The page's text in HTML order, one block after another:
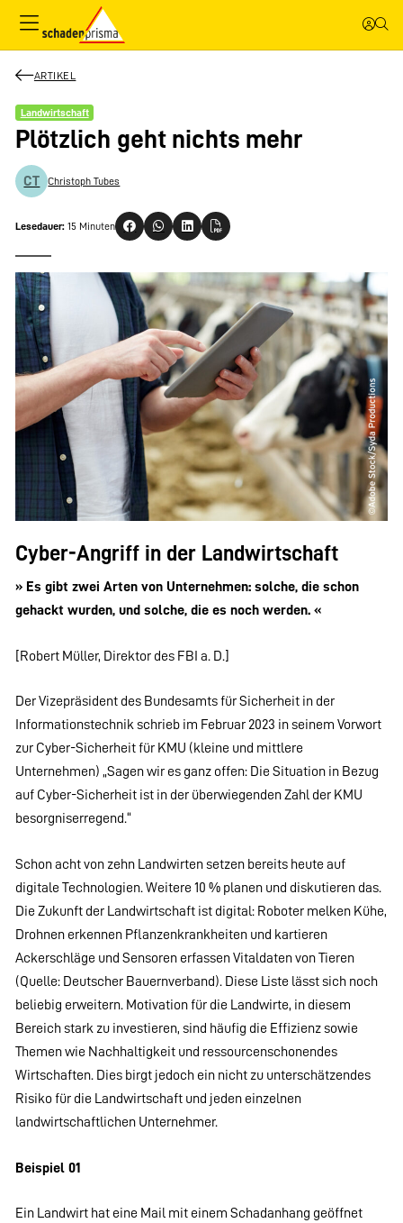
ARTIKEL
Landwirtschaft
Plötzlich geht nichts mehr
CT Christoph Tubes
Lesedauer: 15 Minuten
Cyber-Angriff in der Landwirtschaft
» Es gibt zwei Arten von Unternehmen: solche, die schon
gehackt wurden, und solche, die es noch werden. «
[Robert Müller, Direktor des FBI a. D.]
Der Vizepräsident des Bundesamts für Sicherheit in der
Informationstechnik schrieb im Februar 2023 in seinem Vorwort
zur Cyber-Sicherheit für KMU (kleine und mittlere
Unternehmen) „Sagen wir es ganz offen: Die Situation in Bezug
auf Cyber-Sicherheit ist in der überwiegenden Zahl der KMU
besorgniserregend.“
Schon acht von zehn Landwirten setzen bereits heute auf
digitale Technologien. Weitere 10 % planen und diskutieren das.
Die Zukunft der Landwirtschaft ist digital: Roboter melken Kühe,
Drohnen erkennen Pflanzenkrankheiten und kartieren
Ackerschläge und Sensoren erfassen Vitaldaten von Tieren
(Quelle: Deutscher Bauernverband). Diese Liste lässt sich noch
beliebig erweitern. Motivation für die Landwirte, in diesem
Bereich stark zu investieren, sind häufig die Effizienz sowie
Themen wie Nachhaltigkeit und ressourcenschonendes
Wirtschaften. Dies birgt jedoch ein nicht zu unterschätzendes
Risiko für die Landwirtschaft und jeden einzelnen
landwirtschaftlichen Unternehmer.
Beispiel 01
Ein Landwirt hat eine Mail mit einem Schadanhang geöffnet